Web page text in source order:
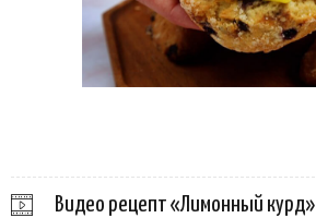
Видео рецепт «Лимонный курд»